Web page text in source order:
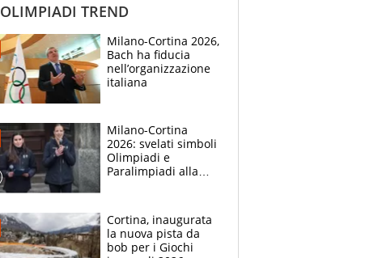
OLIMPIADI TREND
Milano-Cortina 2026,
Bach ha fiducia
nell’organizzazione
italiana
Milano-Cortina
2026: svelati simboli
Olimpiadi e
Paralimpiadi alla
Cortina, inaugurata
la nuova pista da
bob per i Giochi